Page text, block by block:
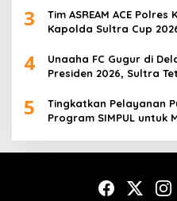
3
Tim ASREAM ACE
Kapolda Sultra Cup
4
Unaaha FC Gugur di
Presiden 2026, Sultra
5
Tingkatkan Pelayanan
Program SIMPUL untuk